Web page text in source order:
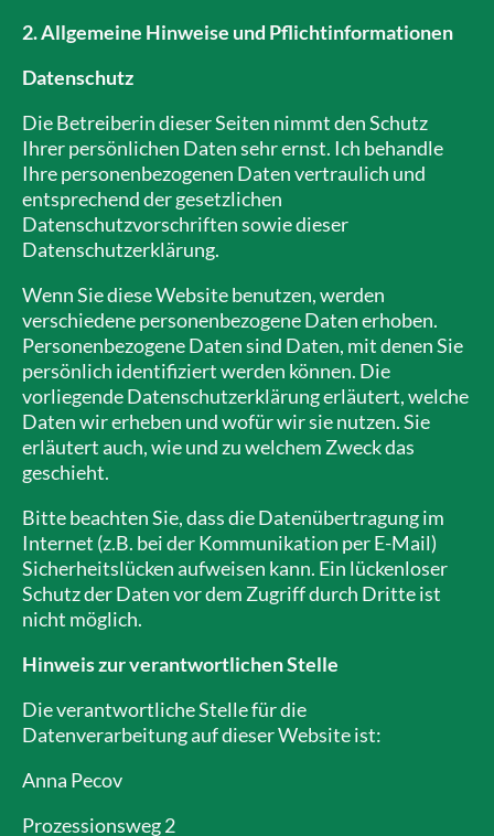
2. Allgemeine Hinweise und Pflichtinformationen
Datenschutz
Die Betreiberin dieser Seiten nimmt den Schutz
Ihrer persönlichen Daten sehr ernst. Ich behandle
Ihre personenbezogenen Daten vertraulich und
entsprechend der gesetzlichen
Datenschutzvorschriften sowie dieser
Datenschutzerklärung.
Wenn Sie diese Website benutzen, werden
verschiedene personenbezogene Daten erhoben.
Personenbezogene Daten sind Daten, mit denen Sie
persönlich identifiziert werden können. Die
vorliegende Datenschutzerklärung erläutert, welche
Daten wir erheben und wofür wir sie nutzen. Sie
erläutert auch, wie und zu welchem Zweck das
geschieht.
Bitte beachten Sie, dass die Datenübertragung im
Internet (z.B. bei der Kommunikation per E-Mail)
Sicherheitslücken aufweisen kann. Ein lückenloser
Schutz der Daten vor dem Zugriff durch Dritte ist
nicht möglich.
Hinweis zur verantwortlichen Stelle
Die verantwortliche Stelle für die
Datenverarbeitung auf dieser Website ist:
Anna Pecov
Prozessionsweg 2